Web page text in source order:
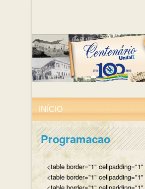
Programacao
<table border="1"
<table border="1"